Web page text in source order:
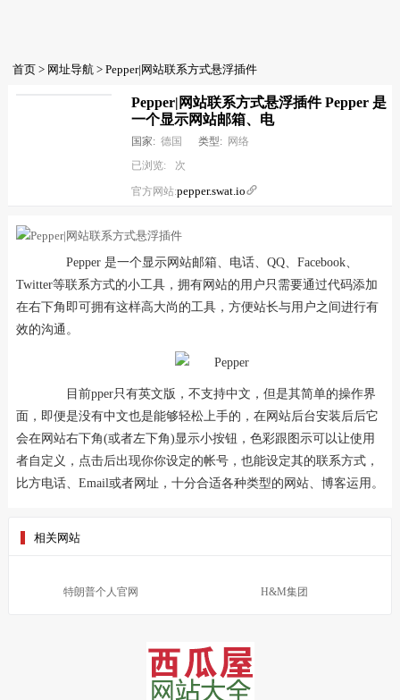
首页> 网址导航> Pepper|网站联系方式悬浮插件
Pepper|网站联系方式悬浮插件 Pepper 是
一个显示网站邮箱、电
国家: 德国 类型:
网络
已浏览:
次
官方网站:pepper.swat.io
Pepper 是一个显示网站邮箱、电话、QQ、Facebook、
Twitter等联系方式的小工具，拥有网站的用户只需要通过代码添加
在右下角即可拥有这样高大尚的工具，方便站长与用户之间进行有
效的沟通。
目前pper只有英文版，不支持中文，但是其简单的操作界
面，即便是没有中文也是能够轻松上手的，在网站后台安装后后它
会在网站右下角(或者左下角)显示小按钮，色彩跟图示可以让使用
者自定义，点击后出现你你设定的帐号，也能设定其的联系方式，
比方电话、Email或者网址，十分合适各种类型的网站、博客运用。
相关网站
特朗普个人官网 H&M集团